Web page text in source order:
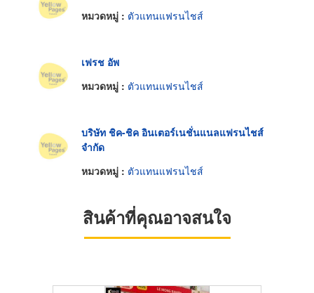
หมวดหมู่ : ตัวแทนแฟรนไชส์
เฟรช อัพ
หมวดหมู่ : ตัวแทนแฟรนไชส์
บริษัท ชิค-ชิค อินเตอร์เนชั่นแนลแฟรนไชส์
จำกัด
หมวดหมู่ : ตัวแทนแฟรนไชส์
สินค้าที่คุณอาจสนใจ